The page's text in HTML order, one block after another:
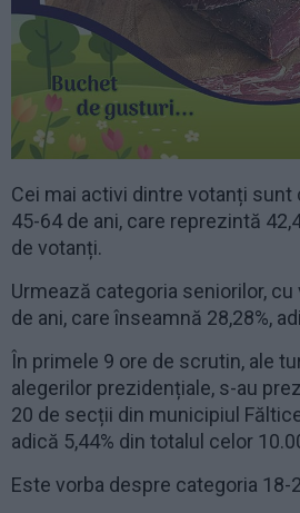
Cei mai activi dintre votanți sunt
45-64 de ani, care reprezintă
de votanți.
Urmează categoria seniorilor,
de ani, care înseamnă 28,28%,
În primele 9 ore de scrutin, ale
alegerilor prezidențiale, s-au
20 de secții din municipiul
adică 5,44% din totalul celor
Este vorba despre categoria 18-